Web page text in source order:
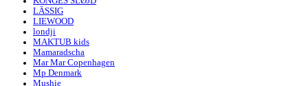
LÄSSIG
LIEWOOD
londji
MAKTUB kids
Mamaradscha
Mar Mar Copenhagen
Mp Denmark
Mushie